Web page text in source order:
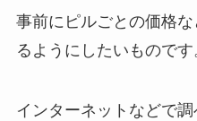
事前にピルごとの価格
るようにしたいものです
インターネットなどで